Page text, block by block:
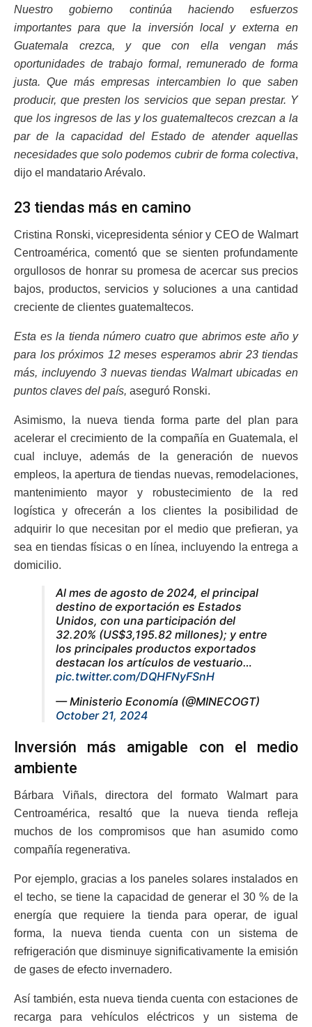
Nuestro gobierno continúa haciendo esfuerzos
importantes para que la inversión local y externa en
Guatemala crezca, y que con ella vengan más
oportunidades de trabajo formal, remunerado de forma
justa. Que más empresas intercambien lo que saben
producir, que presten los servicios que sepan prestar. Y
que los ingresos de las y los guatemaltecos crezcan a la
par de la capacidad del Estado de atender aquellas
necesidades que solo podemos cubrir de forma colectiva,
dijo el mandatario Arévalo.
23 tiendas más en camino
Cristina Ronski, vicepresidenta sénior y CEO de Walmart
Centroamérica, comentó que se sienten profundamente
orgullosos de honrar su promesa de acercar sus precios
bajos, productos, servicios y soluciones a una cantidad
creciente de clientes guatemaltecos.
Esta es la tienda número cuatro que abrimos este año y
para los próximos 12 meses esperamos abrir 23 tiendas
más, incluyendo 3 nuevas tiendas Walmart ubicadas en
puntos claves del país, aseguró Ronski.
Asimismo, la nueva tienda forma parte del plan para
acelerar el crecimiento de la compañía en Guatemala, el
cual incluye, además de la generación de nuevos
empleos, la apertura de tiendas nuevas, remodelaciones,
mantenimiento mayor y robustecimiento de la red
logística y ofrecerán a los clientes la posibilidad de
adquirir lo que necesitan por el medio que prefieran, ya
sea en tiendas físicas o en línea, incluyendo la entrega a
domicilio.
Al mes de agosto de 2024, el principal
destino de exportación es Estados
Unidos, con una participación del
32.20% (US$3,195.82 millones); y entre
los principales productos exportados
destacan los artículos de vestuario…
pic.twitter.com/DQHFNyFSnH
— Ministerio Economía (@MINECOGT)
October 21, 2024
Inversión más amigable con el medio
ambiente
Bárbara Viñals, directora del formato Walmart para
Centroamérica, resaltó que la nueva tienda refleja
muchos de los compromisos que han asumido como
compañía regenerativa.
Por ejemplo, gracias a los paneles solares instalados en
el techo, se tiene la capacidad de generar el 30 % de la
energía que requiere la tienda para operar, de igual
forma, la nueva tienda cuenta con un sistema de
refrigeración que disminuye significativamente la emisión
de gases de efecto invernadero.
Así también, esta nueva tienda cuenta con estaciones de
recarga para vehículos eléctricos y un sistema de